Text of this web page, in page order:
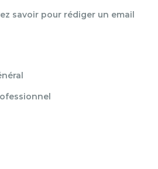
savoir pour rédiger un email